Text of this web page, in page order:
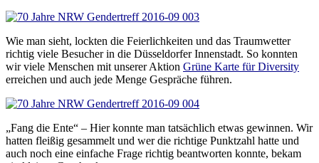
Wie man sieht, lockten die Feierlichkeiten und das Traumwetter
richtig viele Besucher in die Düsseldorfer Innenstadt. So konnten
wir viele Menschen mit unserer Aktion Grüne Karte für Diversity
erreichen und auch jede Menge Gespräche führen.
„Fang die Ente“ – Hier konnte man tatsächlich etwas gewinnen. Wir
hatten fleißig gesammelt und wer die richtige Punktzahl hatte und
auch noch eine einfache Frage richtig beantworten konnte, bekam